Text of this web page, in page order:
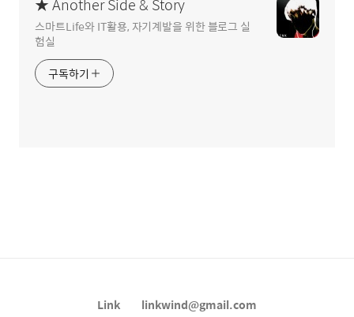
★ Another Side & Story
스마트Life와 IT활용, 자기계발을 위한 블로그 실
험실
구독하기
Link linkwind@gmail.com